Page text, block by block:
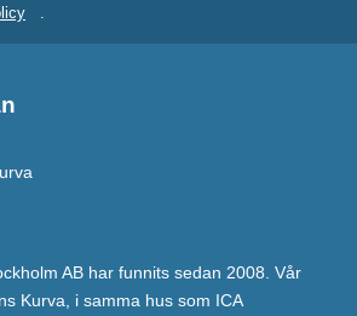
.
AB har funnits sedan 2008. Vår
Kurva, i samma hus som ICA